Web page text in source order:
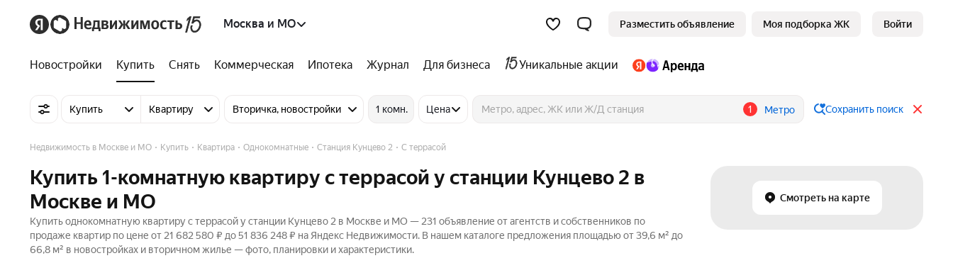
Москва и МО Разместить объявление Моя подборка ЖК Войти
Новостройки Купить Снять Коммерческая Ипотека Журнал Для бизнеса Уникальные акции
Купить Квартиру Вторичка, новостройки 1 комн. Цена 1 Метро Сохранить поиск
Смотреть на карте
Недвижимость в Москве и МО Купить Квартира Однокомнатные Станция Кунцево 2 С террасой
Купить 1-комнатную квартиру с террасой у станции Кунцево 2 в
Москве и МО
Купить однокомнатную квартиру с террасой у станции Кунцево 2 в Москве и МО — 231 объявление от агентств и собственников по
продаже квартир по цене от 21 682 580 ₽ до 51 836 248 ₽ на Яндекс Недвижимости. В нашем каталоге предложения площадью от 39,6 м² до
66,8 м² в новостройках и вторичном жилье — фото, планировки и характеристики.